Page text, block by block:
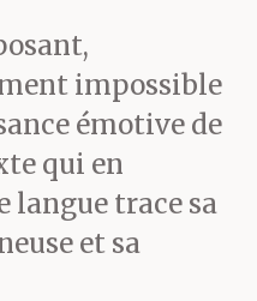
se
d’une
2
les
impossible
émotive de
qui en
langue trace sa
et sa